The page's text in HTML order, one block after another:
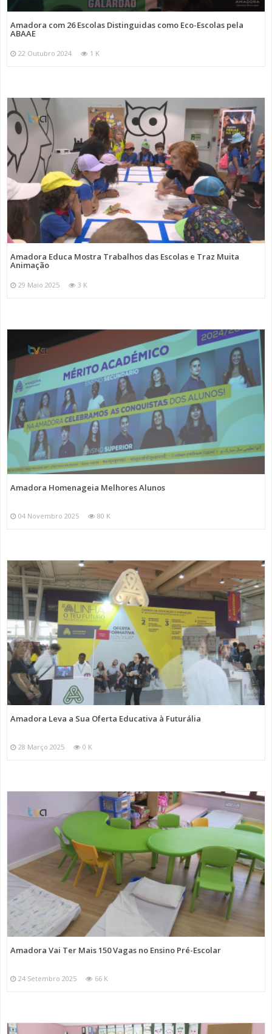
Amadora com 26 Escolas Distinguidas como Eco-Escolas pela
ABAAE
22 Outubro 2024 1 K
Amadora Educa Mostra Trabalhos das Escolas e Traz Muita
Animação
29 Maio 2025 3 K
Amadora Homenageia Melhores Alunos
04 Novembro 2025 80 K
Amadora Leva a Sua Oferta Educativa à Futurália
28 Março 2025 0 K
Amadora Vai Ter Mais 150 Vagas no Ensino Pré-Escolar
24 Setembro 2025 66 K